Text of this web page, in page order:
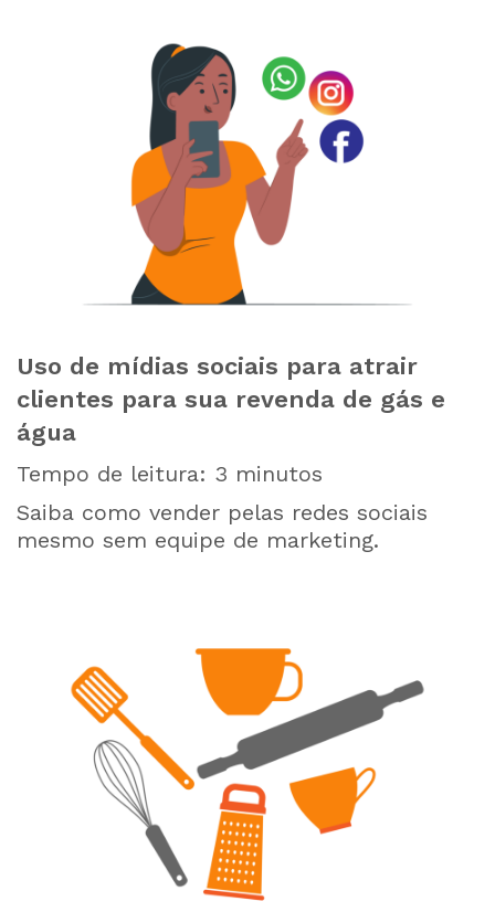
Uso de mídias sociais para atrair
clientes para sua revenda de gás e
água
Tempo de leitura: 3 minutos
Saiba como vender pelas redes sociais
mesmo sem equipe de marketing.